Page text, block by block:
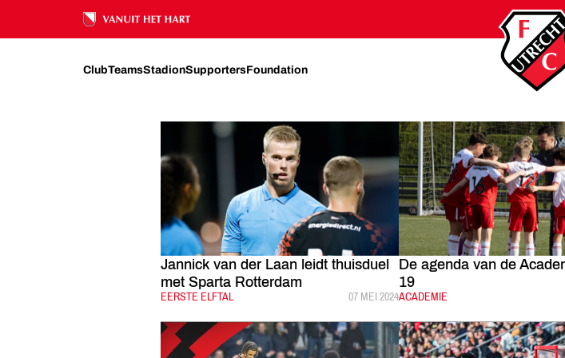
Ons nalatenschap
ClubTeamsStadionSupportersFoundation
FC UTRECHT
Jannick van der Laan leidt thuisduel
met Sparta Rotterdam
CATEGORIE:
EERSTE ELFTAL GEPUBLICEERD:
07 MEI 2024
De agenda van de
19
CATEGORIE:
ACADEMIE